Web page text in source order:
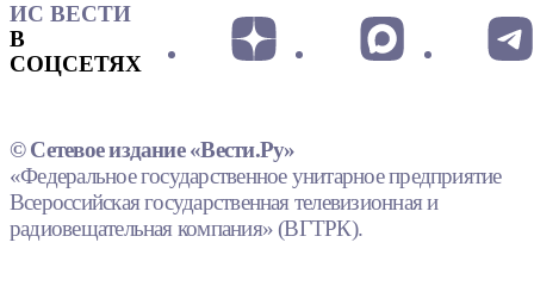
ИС ВЕСТИ
В
СОЦСЕТЯХ
© Сетевое издание «Вести.Ру»
«Федеральное государственное унитарное предприятие
Всероссийская государственная телевизионная и
радиовещательная компания» (ВГТРК).